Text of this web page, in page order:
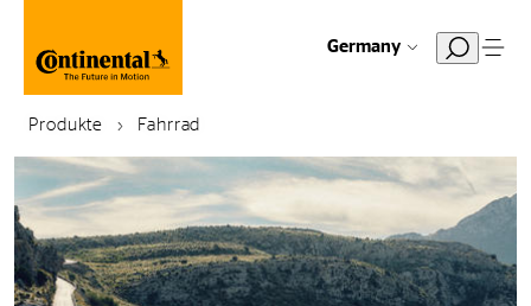
Germany
Produkte Fahrrad